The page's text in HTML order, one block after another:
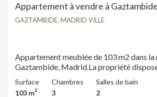
Appartement à vendre à
GAZTAMBIDE, MADRID VILLE
Appartement meublée de 103 m2 dans la
Gaztambide, Madrid.La propriété
intégrées, balcon et chauffage.
Surface
103 m2
Chambres
3
Salles de bain
2